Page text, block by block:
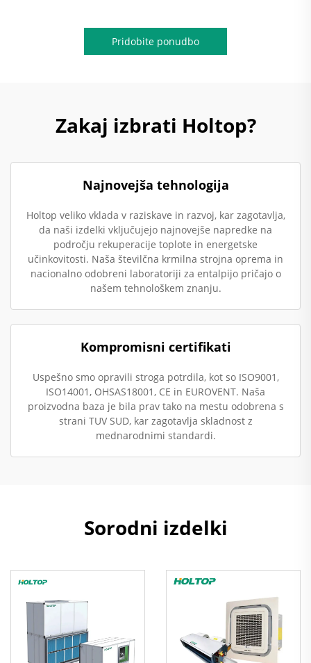
Pridobite ponudbo
Zakaj izbrati Holtop?
Najnovejša tehnologija
Holtop veliko vklada v raziskave in razvoj, kar zagotavlja,
da naši izdelki vključujejo najnovejše napredke na
področju rekuperacije toplote in energetske
učinkovitosti. Naša številčna krmilna strojna oprema in
nacionalno odobreni laboratoriji za entalpijo pričajo o
našem tehnološkem znanju.
Kompromisni certifikati
Uspešno smo opravili stroga potrdila, kot so ISO9001,
ISO14001, OHSAS18001, CE in EUROVENT. Naša
proizvodna baza je bila prav tako na mestu odobrena s
strani TUV SUD, kar zagotavlja skladnost z
mednarodnimi standardi.
Sorodni izdelki